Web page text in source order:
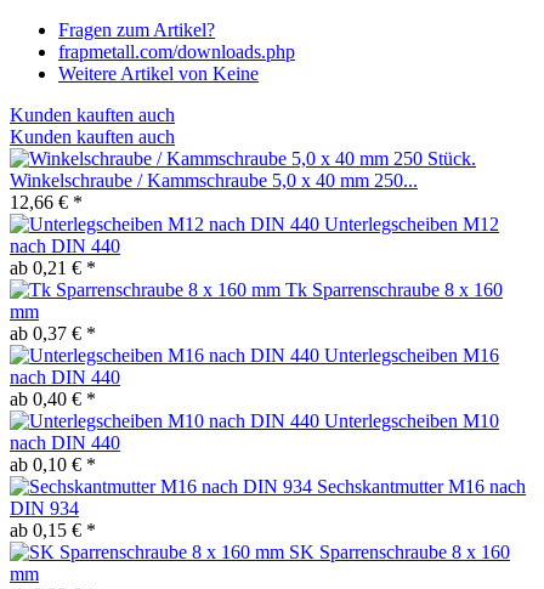
Fragen zum Artikel?
frapmetall.com/downloads.php
Weitere Artikel von Keine
Kunden kauften auch
Kunden kauften auch
Winkelschraube / Kammschraube 5,0 x 40 mm 250...
12,66 € *
Unterlegscheiben M12
nach DIN 440
ab 0,21 € *
Tk Sparrenschraube 8 x 160
mm
ab 0,37 € *
Unterlegscheiben M16
nach DIN 440
ab 0,40 € *
Unterlegscheiben M10
nach DIN 440
ab 0,10 € *
Sechskantmutter M16 nach
DIN 934
ab 0,15 € *
SK Sparrenschraube 8 x 160
mm